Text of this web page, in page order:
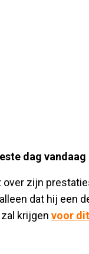
dag
over zijn
dat hij een
krijgen voor